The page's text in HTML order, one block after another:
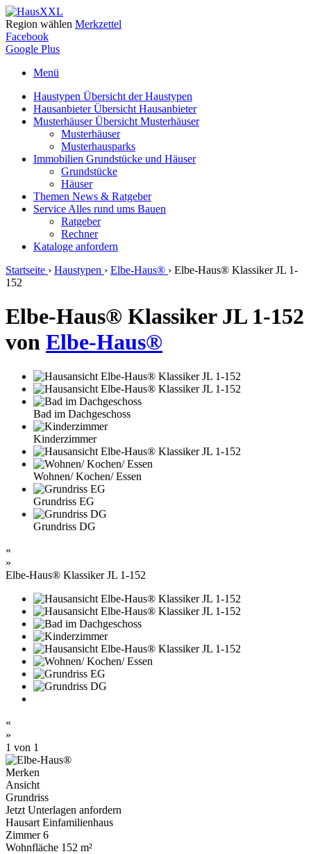
Region wählen Merkzettel
Facebook
Google Plus
Menü
Haustypen Übersicht der Haustypen
HausanbieterÜbersicht Hausanbieter
MusterhäuserÜbersicht Musterhäuser
Musterhäuser
Musterhausparks
Immobilien Grundstücke und Häuser
Grundstücke
Häuser
Themen News & Ratgeber
Service Alles rund ums Bauen
Ratgeber
Rechner
Kataloge anfordern
Startseite › Haustypen › Elbe-Haus® › Elbe-Haus® Klassiker JL 1-
152
Elbe-Haus® Klassiker JL 1-152
von Elbe-Haus®
Bad im Dachgeschoss
Kinderzimmer
Wohnen/ Kochen/ Essen
Grundriss EG
Grundriss DG
«
»
Elbe-Haus® Klassiker JL 1-152
«
»
1 von 1
Merken
Ansicht
Grundriss
Jetzt Unterlagen anfordern
Hausart Einfamilienhaus
Zimmer 6
Wohnfläche 152 m²